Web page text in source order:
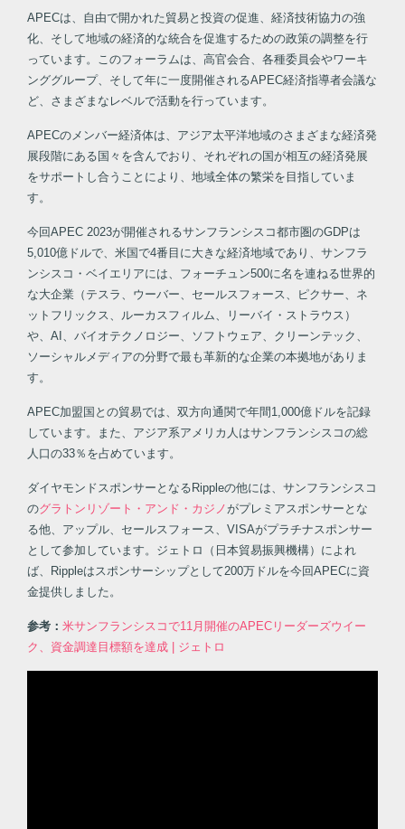
APECは、自由で開かれた貿易と投資の促進、経済技術協力の強
化、そして地域の経済的な統合を促進するための政策の調整を行
っています。このフォーラムは、高官会合、各種委員会やワーキ
ンググループ、そして年に一度開催されるAPEC経済指導者会議な
ど、さまざまなレベルで活動を行っています。
APECのメンバー経済体は、アジア太平洋地域のさまざまな経済発
展段階にある国々を含んでおり、それぞれの国が相互の経済発展
をサポートし合うことにより、地域全体の繁栄を目指していま
す。
今回APEC 2023が開催されるサンフランシスコ都市圏のGDPは
5,010億ドルで、米国で4番目に大きな経済地域であり、サンフラ
ンシスコ・ベイエリアには、フォーチュン500に名を連ねる世界的
な大企業（テスラ、ウーバー、セールスフォース、ピクサー、ネ
ットフリックス、ルーカスフィルム、リーバイ・ストラウス）
や、AI、バイオテクノロジー、ソフトウェア、クリーンテック、
ソーシャルメディアの分野で最も革新的な企業の本拠地がありま
す。
APEC加盟国との貿易では、双方向通関で年間1,000億ドルを記録
しています。また、アジア系アメリカ人はサンフランシスコの総
人口の33％を占めています。
ダイヤモンドスポンサーとなるRippleの他には、サンフランシスコ
のグラトンリゾート・アンド・カジノがプレミアスポンサーとな
る他、アップル、セールスフォース、VISAがプラチナスポンサー
として参加しています。ジェトロ（日本貿易振興機構）によれ
ば、Rippleはスポンサーシップとして200万ドルを今回APECに資
金提供しました。
参考： 米サンフランシスコで11月開催のAPECリーダーズウイー
ク、資金調達目標額を達成 | ジェトロ